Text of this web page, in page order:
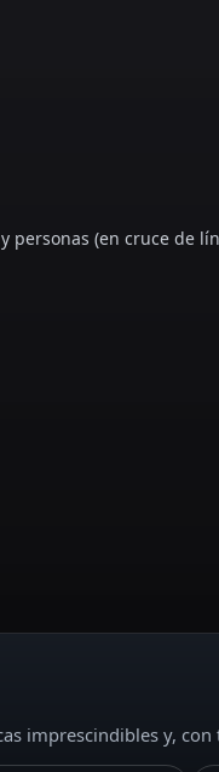
personas (en cruce de
imprescindibles y,